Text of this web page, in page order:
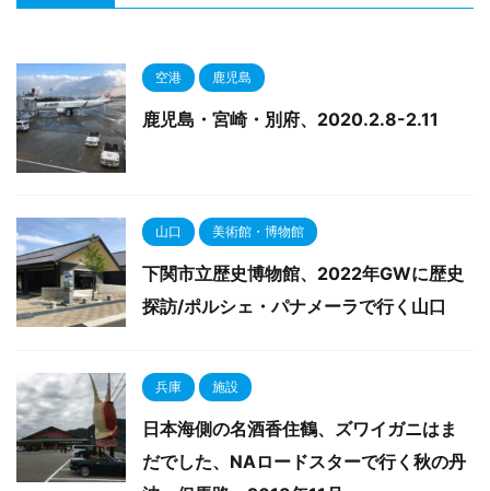
空港 鹿児島
鹿児島・宮崎・別府、2020.2.8-2.11
山口 美術館・博物館
下関市立歴史博物館、2022年GWに歴史
探訪/ポルシェ・パナメーラで行く山口
兵庫 施設
日本海側の名酒香住鶴、ズワイガニはま
だでした、NAロードスターで行く秋の丹